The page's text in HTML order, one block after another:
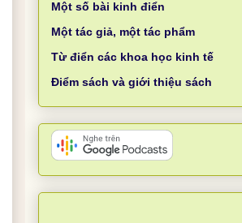
Một số bài kinh điển
Một tác giả, một tác phẩm
Từ điển các khoa học kinh tế
Điểm sách và giới thiệu sách